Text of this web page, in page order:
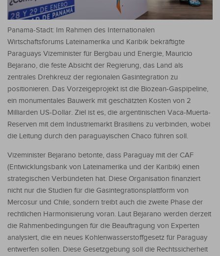
Panama-Stadt: Im Rahmen des Internationalen
Wirtschaftsforums Lateinamerika und Karibik bekräftigte
Paraguays Vizeminister für Bergbau und Energie, Mauricio
Bejarano, die feste Absicht der Regierung, das Land als
zentrales Drehkreuz der regionalen Gasintegration zu
positionieren. Das Vorzeigeprojekt ist die Biozean-Gaspipeline,
ein monumentales Bauwerk mit geschätzten Kosten von 2
Milliarden US-Dollar. Ziel ist es, die argentinischen Vaca-Muerta-
Reserven mit dem Industriemarkt Brasiliens zu verbinden, wobei
die Leitung durch den paraguayischen Chaco führen soll.
Vizeminister Bejarano betonte, dass Paraguay mit der CAF
(Entwicklungsbank von Lateinamerika und der Karibik) einen
strategischen Verbündeten hat. Diese Organisation finanziert
nicht nur die Studien für die Gasintegrationsplattform von
Mercosur und Chile, sondern treibt auch die zweite Phase der
rechtlichen Harmonisierung voran. Laut Bejarano werden derzeit
die Rahmenbedingungen für die Beauftragung von Experten
analysiert, die ein neues Kohlenwasserstoffgesetz für Paraguay
entwerfen sollen. Diese Gesetzgebung soll die Rechtssicherheit